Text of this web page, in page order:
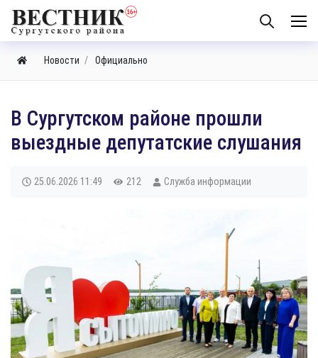
Новости Официально
В Сургутском районе прошли
выездные депутатские слушания
25.06.2026 11:49 212 Служба информации